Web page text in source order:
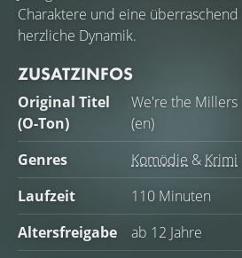
Charaktere und eine überraschend
herzliche Dynamik.
ZUSATZINFOS
Original Titel
(O-Ton)
We're the Millers
(en)
Genres
Komödie & Krimi
Laufzeit
110 Minuten
Altersfreigabe
ab 12 Jahre